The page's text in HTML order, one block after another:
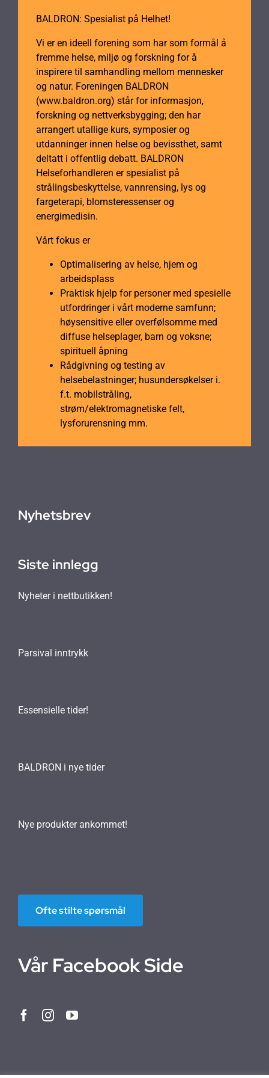
BALDRON: Spesialist på Helhet!
Vi er en ideell forening som har som formål å
fremme helse, miljø og forskning for å
inspirere til samhandling mellom mennesker
og natur. Foreningen BALDRON
(www.baldron.org) står for informasjon,
forskning og nettverksbygging; den har
arrangert utallige kurs, symposier og
utdanninger innen helse og bevissthet, samt
deltatt i offentlig debatt. BALDRON
Helseforhandleren er spesialist på
strålingsbeskyttelse, vannrensing, lys og
fargeterapi, blomsteressenser og
energimedisin.
Vårt fokus er
Optimalisering av helse, hjem og
arbeidsplass
Praktisk hjelp for personer med spesielle
utfordringer i vårt moderne samfunn;
høysensitive eller overfølsomme med
diffuse helseplager, barn og voksne;
spirituell åpning
Rådgivning og testing av
helsebelastninger; husundersøkelser i.
f.t. mobilstråling,
strøm/elektromagnetiske felt,
lysforurensning mm.
Nyhetsbrev
Siste innlegg
Nyheter i nettbutikken!
Parsival inntrykk
Essensielle tider!
BALDRON i nye tider
Nye produkter ankommet!
Ofte stilte spørsmål
Vår Facebook Side